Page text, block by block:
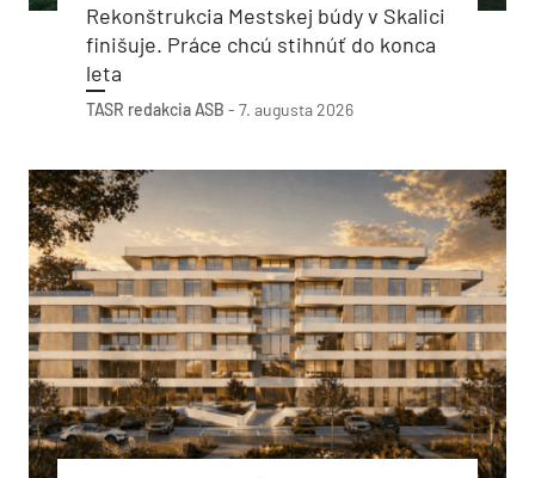
Rekonštrukcia Mestskej búdy v Skalici
finišuje. Práce chcú stihnúť do konca
leta
TASR redakcia ASB - 7. augusta 2026